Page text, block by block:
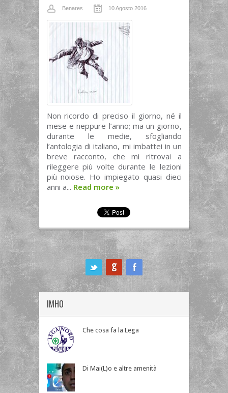
Benares 10 Agosto 2016
Non ricordo di preciso il giorno, né il
mese e neppure l’anno; ma un giorno,
durante le medie, sfogliando
l’antologia di italiano, mi imbattei in un
breve racconto, che mi ritrovai a
rileggere più volte durante le lezioni
più noiose. Ho impiegato quasi dieci
anni a... Read more »
IMHO
Che cosa fa la Lega
Di Mai(L)o e altre amenità